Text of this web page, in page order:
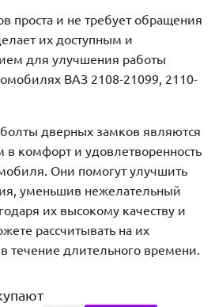
проста и не требует обращения
их доступным и
для улучшения работы
ВАЗ 2108-21099, 2110-
дверных замков являются
комфорт и удовлетворенность
Они помогут улучшить
уменьшив нежелательный
их высокому качеству и
рассчитывать на их
течение длительного времени.